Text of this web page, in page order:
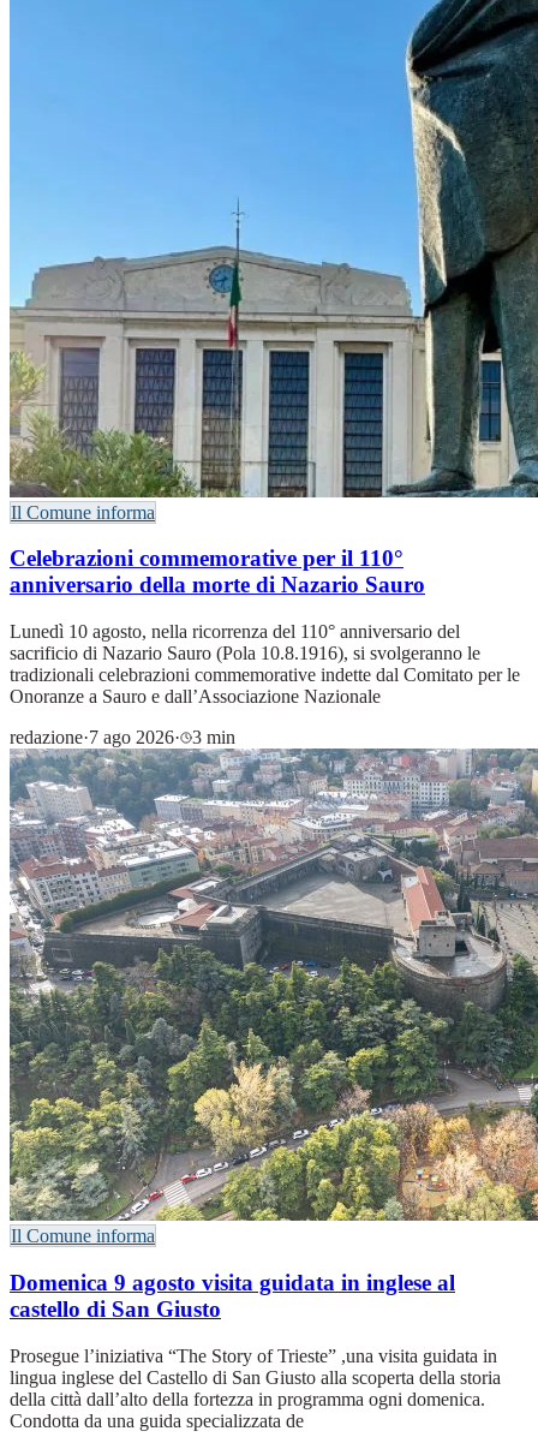
Il Comune informa
Celebrazioni commemorative per il 110°
anniversario della morte di Nazario Sauro
Lunedì 10 agosto, nella ricorrenza del 110° anniversario del
sacrificio di Nazario Sauro (Pola 10.8.1916), si svolgeranno le
tradizionali celebrazioni commemorative indette dal Comitato per le
Onoranze a Sauro e dall’Associazione Nazionale
redazione·7 ago 2026· 3 min
Il Comune informa
Domenica 9 agosto visita guidata in inglese al
castello di San Giusto
Prosegue l’iniziativa “The Story of Trieste” ,una visita guidata in
lingua inglese del Castello di San Giusto alla scoperta della storia
della città dall’alto della fortezza in programma ogni domenica.
Condotta da una guida specializzata de